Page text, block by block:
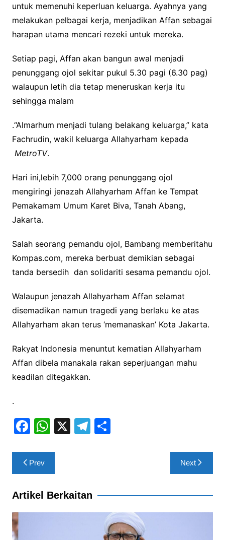
untuk memenuhi keperluan keluarga. Ayahnya yang
melakukan pelbagai kerja, menjadikan Affan sebagai
harapan utama mencari rezeki untuk mereka.
Setiap pagi, Affan akan bangun awal menjadi
penunggang ojol sekitar pukul 5.30 pagi (6.30 pag)
walaupun letih dia tetap meneruskan kerja itu
sehingga malam
.“Almarhum menjadi tulang belakang keluarga,” kata
Fachrudin, wakil keluarga Allahyarham kepada
MetroTV.
Hari ini,lebih 7,000 orang penunggang ojol
mengiringi jenazah Allahyarham Affan ke Tempat
Pemakamam Umum Karet Biva, Tanah Abang,
Jakarta.
Salah seorang pemandu ojol, Bambang memberitahu
Kompas.com, mereka berbuat demikian sebagai
tanda bersedih dan solidariti sesama pemandu ojol.
Walaupun jenazah Allahyarham Affan selamat
disemadikan namun tragedi yang berlaku ke atas
Allahyarham akan terus ‘memanaskan’ Kota Jakarta.
Rakyat Indonesia menuntut kematian Allahyarham
Affan dibela manakala rakan seperjuangan mahu
keadilan ditegakkan.
.
F
c
e
b
W
at
s
A
X T
a
S
Post
navigation
Prev Next
Artikel Berkaitan